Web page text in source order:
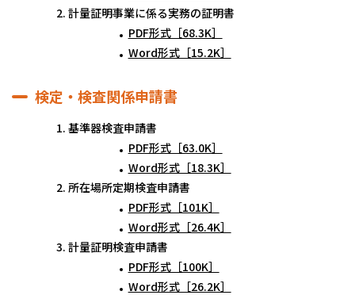
計量証明事業に係る実務の証明書
PDF形式［68.3K］
Word形式［15.2K］
検定・検査関係申請書
基準器検査申請書
PDF形式［63.0K］
Word形式［18.3K］
所在場所定期検査申請書
PDF形式［101K］
Word形式［26.4K］
計量証明検査申請書
PDF形式［100K］
Word形式［26.2K］